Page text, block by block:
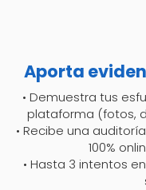
Aporta
• Demuestra tus
plataforma (fotos,
• Recibe una
100%
• Hasta 3 intentos